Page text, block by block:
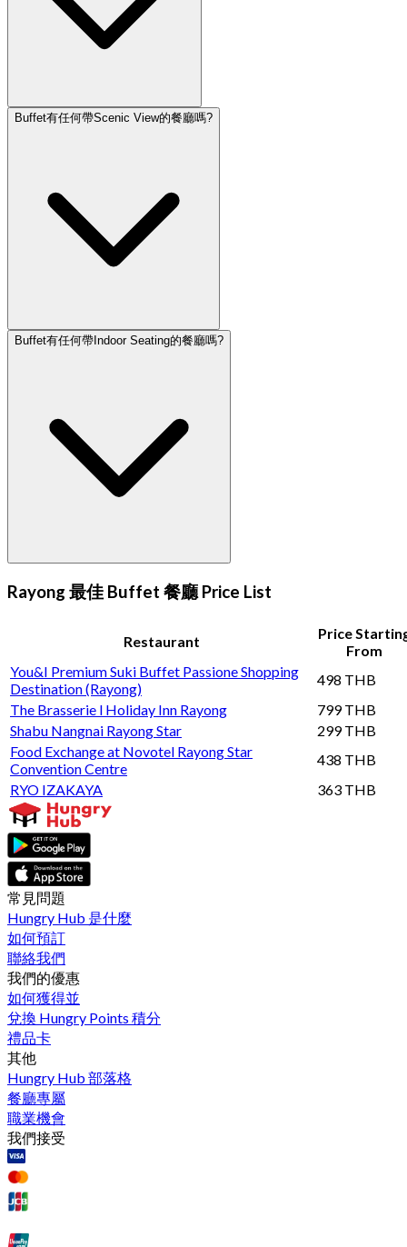
Buffet有任何帶Scenic View的餐廳嗎?
Buffet有任何帶Indoor Seating的餐廳嗎?
Rayong 最佳 Buffet 餐廳 Price List
Restaurant
Price
From
You&I Premium Suki Buffet Passione Shopping
Destination (Rayong)
498 THB
The Brasserie l Holiday Inn Rayong
799 THB
Shabu Nangnai Rayong Star
299 THB
Food Exchange at Novotel Rayong Star
Convention Centre
438 THB
RYO IZAKAYA
363 THB
常見問題
Hungry Hub 是什麼
如何預訂
聯絡我們
我們的優惠
如何獲得並
兌換 Hungry Points 積分
禮品卡
其他
Hungry Hub 部落格
餐廳專屬
職業機會
我們接受